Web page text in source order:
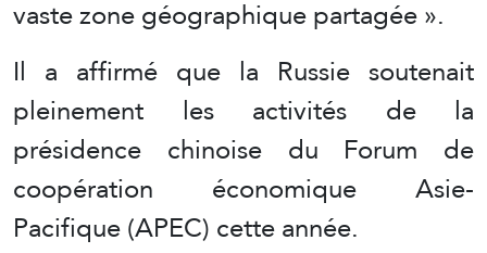
vaste zone géographique partagée ».
Il a affirmé que la Russie soutenait
pleinement les activités de la
présidence chinoise du Forum de
coopération économique Asie-
Pacifique (APEC) cette année.